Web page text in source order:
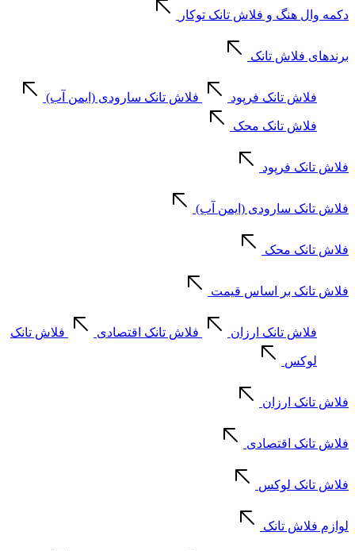
دکمه وال هنگ و فلاش تانک توکار
برندهای فلاش تانک
فلاش تانک فرپود فلاش تانک سارودی (ایمن آب)
فلاش تانک محک
فلاش تانک فرپود
فلاش تانک سارودی (ایمن آب)
فلاش تانک محک
فلاش تانک بر اساس قیمت
فلاش تانک ارزان فلاش تانک اقتصادی فلاش تانک
لوکس
فلاش تانک ارزان
فلاش تانک اقتصادی
فلاش تانک لوکس
لوازم فلاش تانک